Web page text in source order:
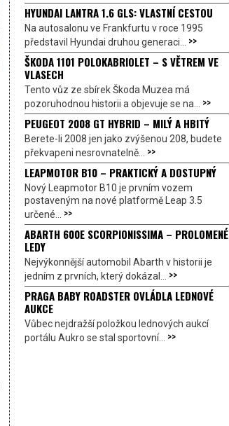
HYUNDAI LANTRA 1.6 GLS: VLASTNÍ CESTOU
Na autosalonu ve Frankfurtu v roce 1995
představil Hyundai druhou generaci... >>
ŠKODA 1101 POLOKABRIOLET – S VĚTREM VE
VLASECH
Tento vůz ze sbírek Škoda Muzea má
pozoruhodnou historii a objevuje se na... >>
PEUGEOT 2008 GT HYBRID – MILÝ A HBITÝ
Berete-li 2008 jen jako zvýšenou 208, budete
překvapeni nesrovnatelně... >>
LEAPMOTOR B10 – PRAKTICKÝ A DOSTUPNÝ
Nový Leapmotor B10 je prvním vozem
postaveným na nové platformě Leap 3.5
určené... >>
ABARTH 600E SCORPIONISSIMA – PROLOMENÉ
LEDY
Nejvýkonnější automobil Abarth v historii je
jedním z prvních, který dokázal... >>
PRAGA BABY ROADSTER OVLÁDLA LEDNOVÉ
AUKCE
Vůbec nejdražší položkou lednových aukcí
portálu Aukro se stal sportovní... >>